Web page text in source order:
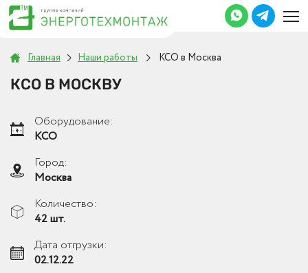
Главная Наши работы КСО в Москва
КСО В МОСКВУ
Оборудование:
КСО
Город:
Москва
Количество:
42 шт.
Дата отгрузки:
02.12.22